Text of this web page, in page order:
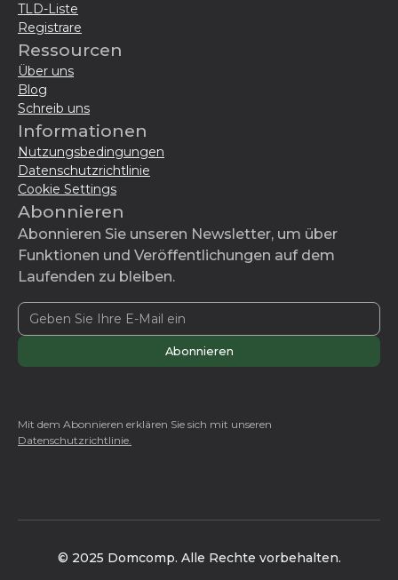
TLD-Liste
Registrare
Ressourcen
Über uns
Blog
Schreib uns
Informationen
Nutzungsbedingungen
Datenschutzrichtlinie
Cookie Settings
Abonnieren
Abonnieren Sie unseren Newsletter, um über
Funktionen und Veröffentlichungen auf dem
Laufenden zu bleiben.
Mit dem Abonnieren erklären Sie sich mit unseren
Datenschutzrichtlinie.
© 2025 Domcomp. Alle Rechte vorbehalten.